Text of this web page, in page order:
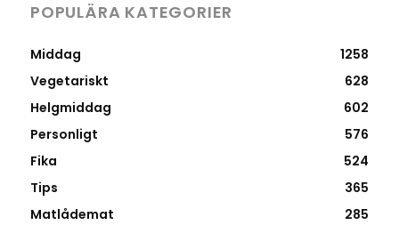
POPULÄRA KATEGORIER
Middag
1258
Vegetariskt
628
Helgmiddag
602
Personligt
576
Fika
524
Tips
365
Matlådemat
285